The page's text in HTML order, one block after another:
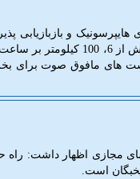
مرز 10 پرواز آزمایشی عبور کرده و به سرعت
های مافوق صوت برای
مجازی اظهار داشت: راه
است.